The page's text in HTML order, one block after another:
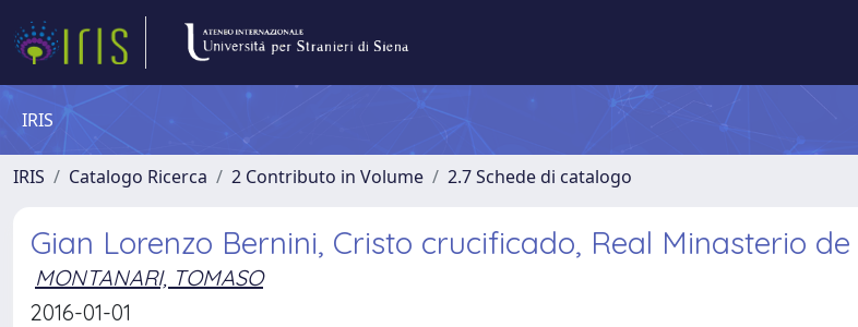
IRIS
IRIS Catalogo Ricerca 2 Contributo in Volume 2.7 Schede di catalogo
Gian Lorenzo Bernini, Cristo crucificado, Real Minasterio de
MONTANARI, TOMASO
2016-01-01